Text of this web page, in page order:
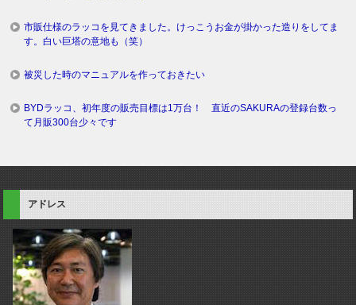
市販仕様のラッコを見てきました。けっこうお金が掛かった造りをしてま
す。白い巨塔の意地も（笑）
被災した時のマニュアルを作っておきたい
BYDラッコ、初年度の販売目標は1万台！ 直近のSAKURAの登録台数っ
て月販300台少々です
アドレス